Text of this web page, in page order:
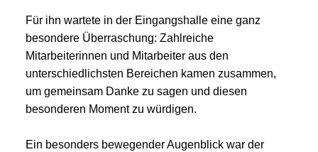
Für ihn wartete in der Eingangshalle eine ganz
besondere Überraschung: Zahlreiche
Mitarbeiterinnen und Mitarbeiter aus den
unterschiedlichsten Bereichen kamen zusammen,
um gemeinsam Danke zu sagen und diesen
besonderen Moment zu würdigen.
Ein besonders bewegender Augenblick war der